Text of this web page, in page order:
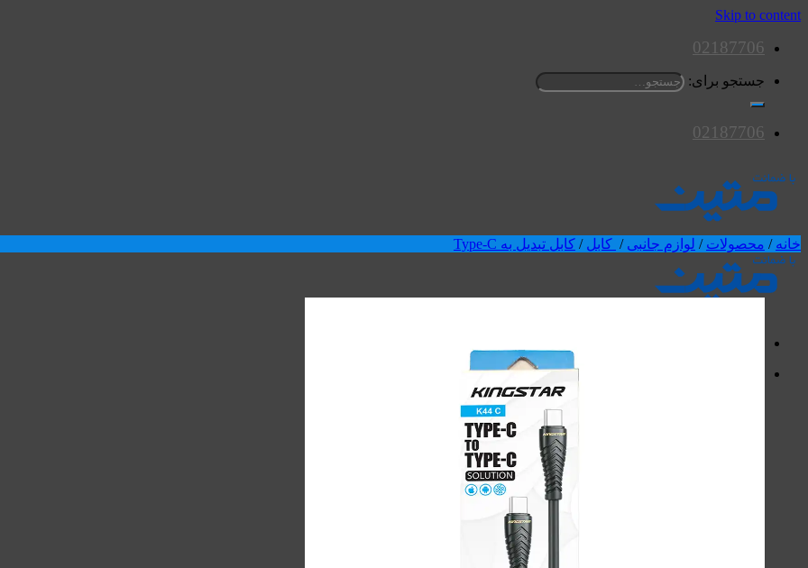
Skip to content
02187706
جستجو برای:
02187706
خانه / محصولات / لوازم جانبی / کابل / کابل تبدیل به Type-C